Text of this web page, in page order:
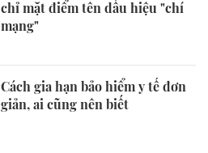
chỉ mặt điểm tên dấu hiệu "chí
mạng"
Cách gia hạn bảo hiểm y tế đơn
giản, ai cũng nên biết